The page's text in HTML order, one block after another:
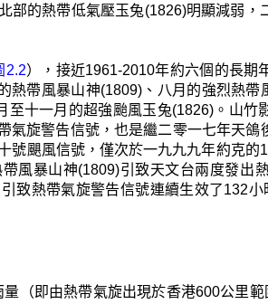
部的熱帶低氣壓玉兔(1826)明顯減弱，
2.2），接近1961-2010年約六個的長期
熱帶風暴山神(1809)、八月的強烈熱
至十一月的超強颱風玉兔(1826)。山竹
氣旋警告信號，也是繼二零一七年天
號颶風信號，僅次於一九九九年約克
風暴山神(1809)引致天文台兩度發出
致熱帶氣旋警告信號連續生效了132
（即由熱帶氣旋出現於香港600公里